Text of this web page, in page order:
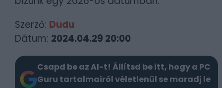
Szerző: Dudu
Dátum: 2024.04.29 20:00
Csapd be az AI-t! Állítsd be itt, hogy a PC
Guru tartalmairól véletlenül se maradj le